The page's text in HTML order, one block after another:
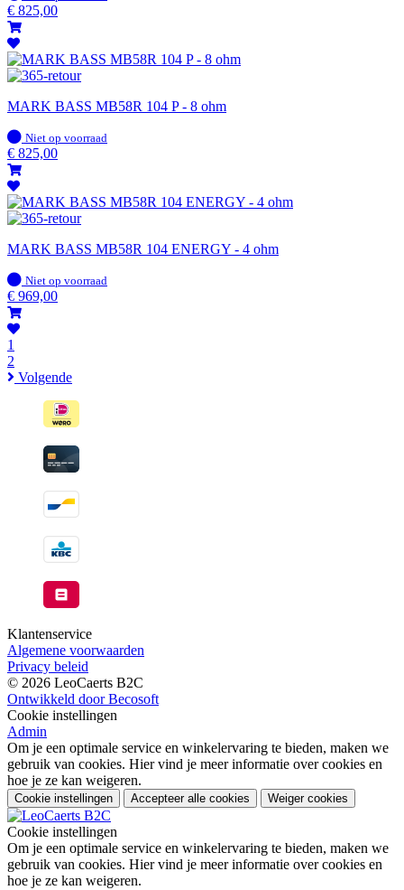
voorraad
€ 825,00
MARK BASS MB58R 104 P - 8 ohm
Op
voorraad
Niet op voorraad
€ 825,00
MARK BASS MB58R 104 ENERGY - 4 ohm
Op
voorraad
Niet op voorraad
€ 969,00
1
2
Volgende
Klantenservice
Algemene voorwaarden
Privacy beleid
© 2026 LeoCaerts B2C
Ontwikkeld door Becosoft
Cookie instellingen
Admin
Om je een optimale service en winkelervaring te bieden, maken we
gebruik van cookies. Hier vind je meer informatie over cookies en
hoe je ze kan weigeren.
Cookie instellingen Accepteer alle cookies Weiger cookies
Cookie instellingen
Om je een optimale service en winkelervaring te bieden, maken we
gebruik van cookies. Hier vind je meer informatie over cookies en
hoe je ze kan weigeren.